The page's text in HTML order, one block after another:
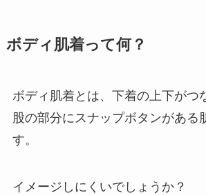
ボディ肌着って何？
ボディ肌着とは、下着の上下がつ
股の部分にスナップボタンがある
す。
イメージしにくいでしょうか？